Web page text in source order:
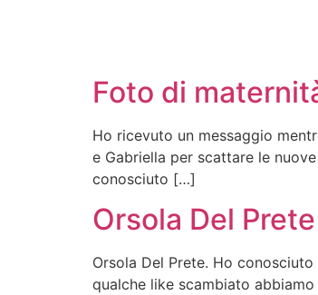
Foto di
Ho ricevuto un messaggio
e Gabriella per scattare le
conosciuto […]
Orsola Del Prete
Orsola Del Prete. Ho
qualche like scambiato